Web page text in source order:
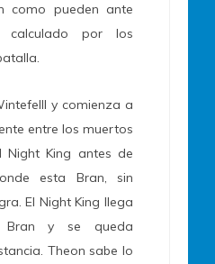
como pueden ante
por los
y comienza a
entre los muertos
King antes de
esta Bran, sin
El Night King llega
y se queda
Theon sabe lo